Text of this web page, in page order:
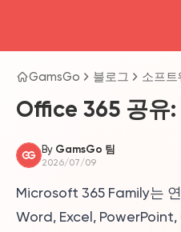
GamsGo 블로그 소프트
Office 365 공유
By GamsGo 팀
2026/07/09
Microsoft 365 Family는 연
Word, Excel,